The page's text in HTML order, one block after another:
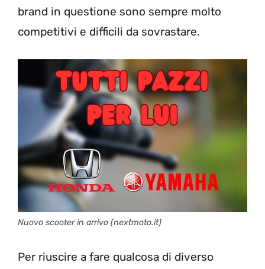
brand in questione sono sempre molto
competitivi e difficili da sovrastare.
Nuovo scooter in arrivo (nextmoto.it)
Per riuscire a fare qualcosa di diverso